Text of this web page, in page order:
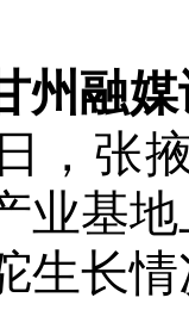
州融
，张
业基
生长情